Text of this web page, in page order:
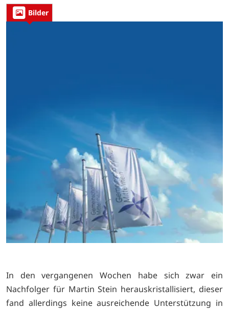
Bilder
In den vergangenen Wochen habe sich zwar ein
Nachfolger für Martin Stein herauskristallisiert, dieser
fand allerdings keine ausreichende Unterstützung in